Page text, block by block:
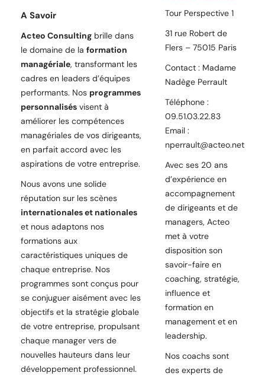
A Savoir
Acteo Consulting brille dans
le domaine de la formation
managériale, transformant les
cadres en leaders d’équipes
performants. Nos programmes
personnalisés visent à
améliorer les compétences
managériales de vos dirigeants,
en parfait accord avec les
aspirations de votre entreprise.
Nous avons une solide
réputation sur les scènes
internationales et nationales
et nous adaptons nos
formations aux
caractéristiques uniques de
chaque entreprise. Nos
programmes sont conçus pour
se conjuguer aisément avec les
objectifs et la stratégie globale
de votre entreprise, propulsant
chaque manager vers de
nouvelles hauteurs dans leur
développement professionnel.
Tour Perspective 1
31 rue Robert de
Flers – 75015 Paris
Contact : Madame
Nadège Perrault
Téléphone :
09.51.03.22.83
Email :
nperrault@acteo.net
Avec ses 20 ans
d’expérience en
accompagnement
de dirigeants et de
managers, Acteo
met à votre
disposition son
savoir-faire en
coaching, stratégie,
influence et
formation en
management et en
leadership.
Nos coachs sont
des experts de